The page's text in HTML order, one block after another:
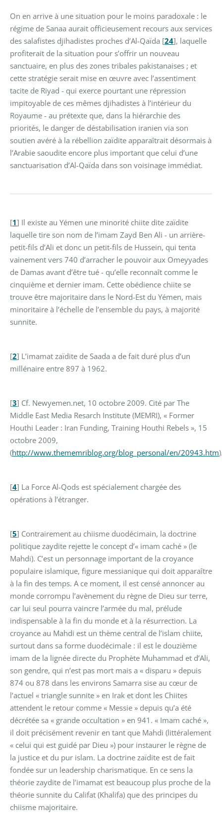
On en arrive à une situation pour le moins paradoxale : le
régime de Sanaa aurait officieusement recours aux services
des salafistes djihadistes proches d’Al-Qaïda [24], laquelle
profiterait de la situation pour s’offrir un nouveau
sanctuaire, en plus des zones tribales pakistanaises ; et
cette stratégie serait mise en œuvre avec l’assentiment
tacite de Riyad - qui exerce pourtant une répression
impitoyable de ces mêmes djihadistes à l’intérieur du
Royaume - au prétexte que, dans la hiérarchie des
priorités, le danger de déstabilisation iranien via son
soutien avéré à la rébellion zaïdite apparaîtrait désormais à
l’Arabie saoudite encore plus important que celui d’une
sanctuarisation d’Al-Qaïda dans son voisinage immédiat.
[1] Il existe au Yémen une minorité chiite dite zaïdite
laquelle tire son nom de l’imam Zayd Ben Ali - un arrière-
petit-fils d’Ali et donc un petit-fils de Hussein, qui tenta
vainement vers 740 d’arracher le pouvoir aux Omeyyades
de Damas avant d’être tué - qu’elle reconnaît comme le
cinquième et dernier imam. Cette obédience chiite se
trouve être majoritaire dans le Nord-Est du Yémen, mais
minoritaire à l’échelle de l’ensemble du pays, à majorité
sunnite.
[2] L’imamat zaïdite de Saada a de fait duré plus d’un
millénaire entre 897 à 1962.
[3] Cf. Newyemen.net, 10 octobre 2009. Cité par The
Middle East Media Resarch Institute (MEMRI), « Former
Houthi Leader : Iran Funding, Training Houthi Rebels », 15
octobre 2009,
(http://www.thememriblog.org/blog_personal/en/20943.htm
[4] La Force Al-Qods est spécialement chargée des
opérations à l’étranger.
[5] Contrairement au chiisme duodécimain, la doctrine
politique zaydite rejette le concept d’« imam caché » (le
Mahdi). C’est un personnage important de la croyance
populaire islamique, figure messianique qui doit apparaître
à la fin des temps. A ce moment, il est censé annoncer au
monde corrompu l’avènement du règne de Dieu sur terre,
car lui seul pourra vaincre l’armée du mal, prélude
indispensable à la fin du monde et à la résurrection. La
croyance au Mahdi est un thème central de l’islam chiite,
surtout dans sa forme duodécimale : il est le douzième
imam de la lignée directe du Prophète Muhammad et d’Ali,
son gendre, qui n’est pas mort mais a « disparu » depuis
874 ou 878 dans les environs Samarra sise au cœur de
l’actuel « triangle sunnite » en Irak et dont les Chiites
attendent le retour comme « Messie » depuis qu’a été
décrétée sa « grande occultation » en 941. « Imam caché »,
il doit précisément revenir en tant que Mahdi (littéralement
« celui qui est guidé par Dieu ») pour instaurer le règne de
la justice et du pur islam. La doctrine zaïdite est de fait
fondée sur un leadership charismatique. En ce sens la
théorie zaydite de l’imamat est beaucoup plus proche de la
théorie sunnite du Califat (Khalifa) que des principes du
chiisme majoritaire.